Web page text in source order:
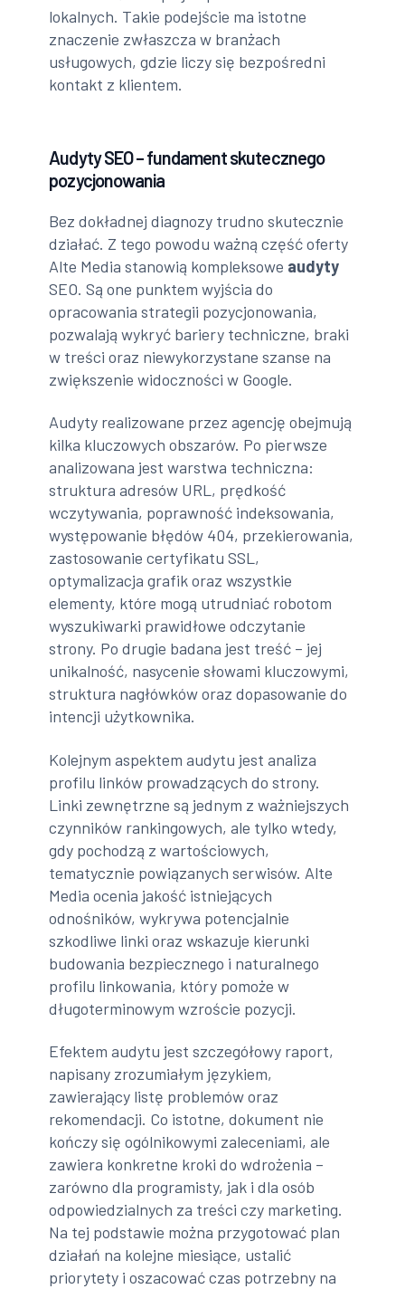
lokalnych. Takie podejście ma istotne
znaczenie zwłaszcza w branżach
usługowych, gdzie liczy się bezpośredni
kontakt z klientem.
Audyty SEO – fundament skutecznego
pozycjonowania
Bez dokładnej diagnozy trudno skutecznie
działać. Z tego powodu ważną część oferty
Alte Media stanowią kompleksowe audyty
SEO. Są one punktem wyjścia do
opracowania strategii pozycjonowania,
pozwalają wykryć bariery techniczne, braki
w treści oraz niewykorzystane szanse na
zwiększenie widoczności w Google.
Audyty realizowane przez agencję obejmują
kilka kluczowych obszarów. Po pierwsze
analizowana jest warstwa techniczna:
struktura adresów URL, prędkość
wczytywania, poprawność indeksowania,
występowanie błędów 404, przekierowania,
zastosowanie certyfikatu SSL,
optymalizacja grafik oraz wszystkie
elementy, które mogą utrudniać robotom
wyszukiwarki prawidłowe odczytanie
strony. Po drugie badana jest treść – jej
unikalność, nasycenie słowami kluczowymi,
struktura nagłówków oraz dopasowanie do
intencji użytkownika.
Kolejnym aspektem audytu jest analiza
profilu linków prowadzących do strony.
Linki zewnętrzne są jednym z ważniejszych
czynników rankingowych, ale tylko wtedy,
gdy pochodzą z wartościowych,
tematycznie powiązanych serwisów. Alte
Media ocenia jakość istniejących
odnośników, wykrywa potencjalnie
szkodliwe linki oraz wskazuje kierunki
budowania bezpiecznego i naturalnego
profilu linkowania, który pomoże w
długoterminowym wzroście pozycji.
Efektem audytu jest szczegółowy raport,
napisany zrozumiałym językiem,
zawierający listę problemów oraz
rekomendacji. Co istotne, dokument nie
kończy się ogólnikowymi zaleceniami, ale
zawiera konkretne kroki do wdrożenia –
zarówno dla programisty, jak i dla osób
odpowiedzialnych za treści czy marketing.
Na tej podstawie można przygotować plan
działań na kolejne miesiące, ustalić
priorytety i oszacować czas potrzebny na